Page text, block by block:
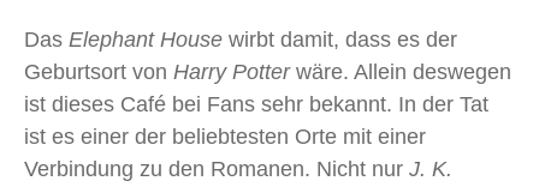
Das Elephant House wirbt damit, dass es der
Geburtsort von Harry Potterwäre. Allein deswegen
ist dieses Café bei Fans sehr bekannt. In der Tat
ist es einer der beliebtesten Orte mit einer
Verbindung zu den Romanen. Nicht nur J. K.